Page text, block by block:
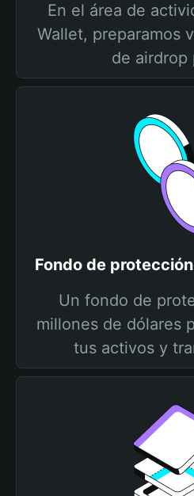
En el área de
Wallet, preparamos
de airdrop
Fondo de
Un fondo de
millones de dólares
tus activos y